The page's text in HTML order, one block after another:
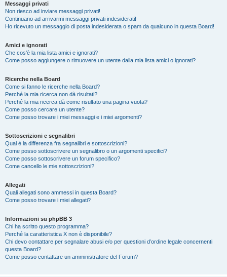
Messaggi privati
Non riesco ad inviare messaggi privati!
Continuano ad arrivarmi messaggi privati indesiderati!
Ho ricevuto un messaggio di posta indesiderata o spam da qualcuno in questa Board!
Amici e ignorati
Che cos’è la mia lista amici e ignorati?
Come posso aggiungere o rimuovere un utente dalla mia lista amici o ignorati?
Ricerche nella Board
Come si fanno le ricerche nella Board?
Perché la mia ricerca non dà risultati?
Perché la mia ricerca dà come risultato una pagina vuota?
Come posso cercare un utente?
Come posso trovare i miei messaggi e i miei argomenti?
Sottoscrizioni e segnalibri
Qual è la differenza fra segnalibri e sottoscrizioni?
Come posso sottoscrivere un segnalibro o un argomenti specifici?
Come posso sottoscrivere un forum specifico?
Come cancello le mie sottoscrizioni?
Allegati
Quali allegati sono ammessi in questa Board?
Come posso trovare i miei allegati?
Informazioni su phpBB 3
Chi ha scritto questo programma?
Perché la caratteristica X non è disponibile?
Chi devo contattare per segnalare abusi e/o per questioni d’ordine legale concernenti
questa Board?
Come posso contattare un amministratore del Forum?